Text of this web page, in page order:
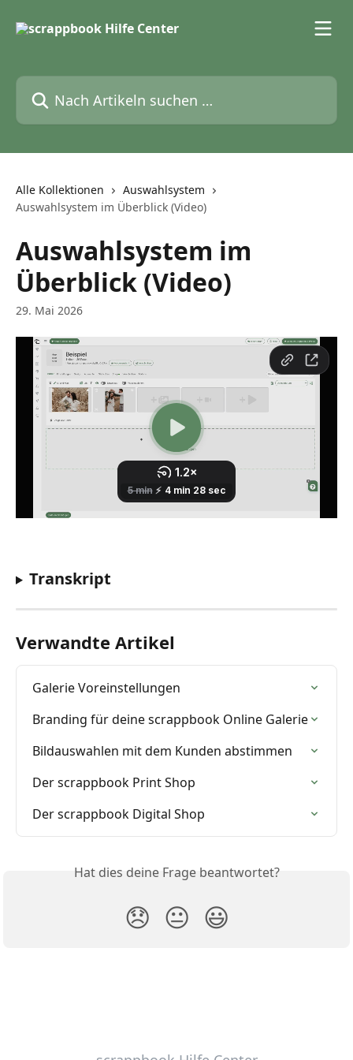
Nach Artikeln suchen …
Alle Kollektionen
Auswahlsystem
Auswahlsystem im Überblick (Video)
Auswahlsystem im
Überblick (Video)
29. Mai 2026
Transkript
Verwandte Artikel
Galerie Voreinstellungen
Branding für deine scrappbook Online Galerie
Bildauswahlen mit dem Kunden abstimmen
Der scrappbook Print Shop
Der scrappbook Digital Shop
Hat dies deine Frage beantwortet?
😞 😐 😃